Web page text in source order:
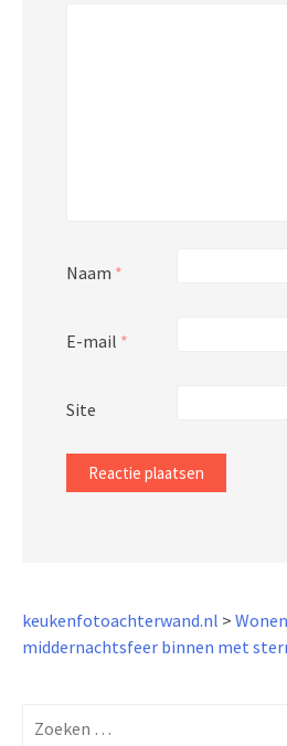
Naam *
E-mail *
Site
keukenfotoachterwand.nl > Wonen
middernachtsfeer binnen met